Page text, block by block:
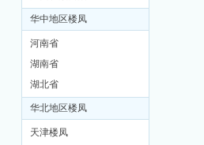
茶
华中地区楼凤
河南省
湖南省
湖北省
华北地区楼凤
天津楼凤